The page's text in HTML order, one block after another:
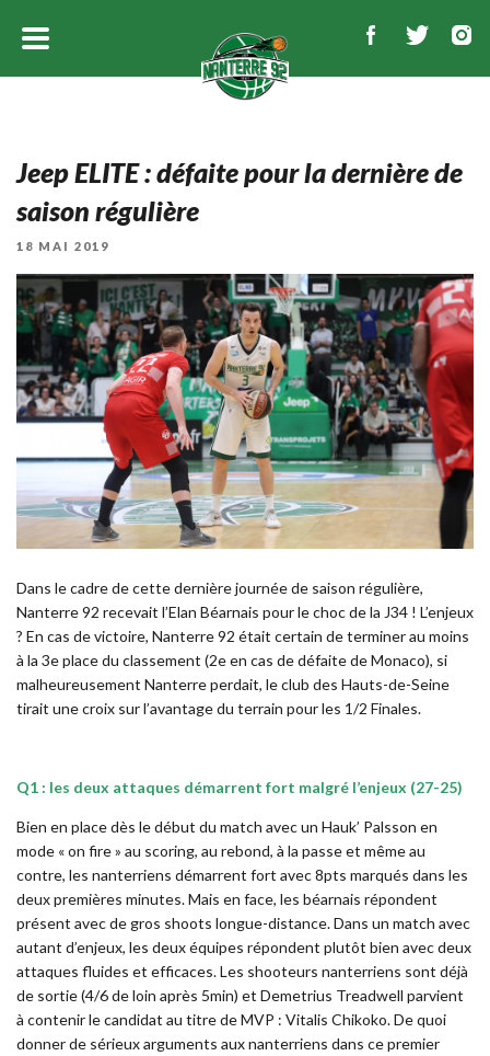
Jeep ELITE : défaite pour la dernière de
saison régulière
PUBLIÉ
18 MAI 2019
Dans le cadre de cette dernière journée de saison régulière,
Nanterre 92 recevait l’Elan Béarnais pour le choc de la J34 ! L’enjeux
? En cas de victoire, Nanterre 92 était certain de terminer au moins
à la 3e place du classement (2e en cas de défaite de Monaco), si
malheureusement Nanterre perdait, le club des Hauts-de-Seine
tirait une croix sur l’avantage du terrain pour les 1/2 Finales.
Q1 : les deux attaques démarrent fort malgré l’enjeux (27-25)
Bien en place dès le début du match avec un Hauk’ Palsson en
mode « on fire » au scoring, au rebond, à la passe et même au
contre, les nanterriens démarrent fort avec 8pts marqués dans les
deux premières minutes. Mais en face, les béarnais répondent
présent avec de gros shoots longue-distance. Dans un match avec
autant d’enjeux, les deux équipes répondent plutôt bien avec deux
attaques fluides et efficaces. Les shooteurs nanterriens sont déjà
de sortie (4/6 de loin après 5min) et Demetrius Treadwell parvient
à contenir le candidat au titre de MVP : Vitalis Chikoko. De quoi
donner de sérieux arguments aux nanterriens dans ce premier